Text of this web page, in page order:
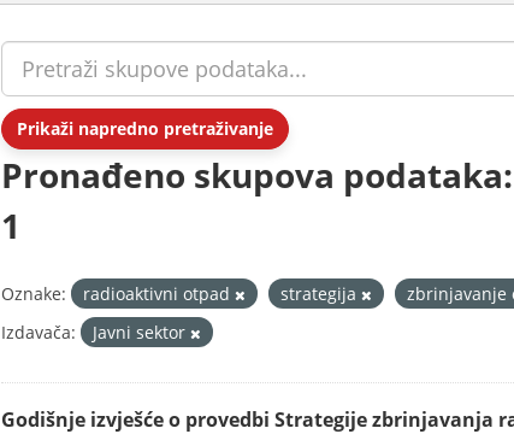
Prikaži napredno pretraživanje
Pronađeno skupova podataka:
1
Oznake: radioaktivni otpad strategija zbrinjavanje
Izdavača:
Javni sektor
Godišnje izvješće o provedbi Strategije zbrinjavanja